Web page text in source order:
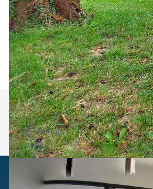
un salon/séjour avec accès
garages, buanderie, cuisine d'été
sur un terrain clos de 686m².
Elle n'attend plus que vous !
Nos honoraires Nous
Partager